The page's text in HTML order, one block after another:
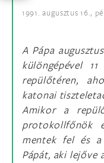
1991. augusztus 16.,
A Pápa
különgépével
repülőtéren,
katonai
Amikor a
protokollfőnök
mentek fel és
Pápát, aki lejőve